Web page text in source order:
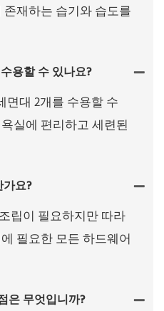
재하는 습기와 습도를
용할 수 있나요?
면대 2개를 수용할 수
실에 편리하고 세련된
요?
립이 필요하지만 따라
필요한 모든 하드웨어
은 무엇입니까?